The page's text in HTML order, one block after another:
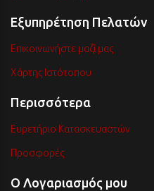
Εξυπηρέτηση Πελατών
Επικοινωνήστε μαζί μας
Χάρτης Ιστότοπου
Περισσότερα
Ευρετήριο Κατασκευαστών
Προσφορές
Ο Λογαριασμός μου